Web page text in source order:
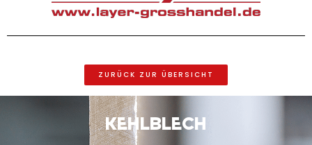
ZURÜCK ZUR ÜBERSICHT
Kehlblech